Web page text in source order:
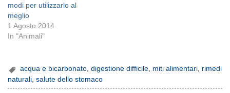
modi per utilizzarlo al
meglio
1 Agosto 2014
In "Animali"
acqua e bicarbonato,digestione difficile, miti alimentari, rimedi
naturali ,salute dello stomaco